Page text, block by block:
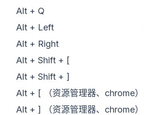
Alt + Q
Alt + Left
Alt + Right
Alt + Shift + [
Alt + Shift + ]
Alt + [ （资源管理器、chrome）
Alt + ] （资源管理器、chrome）